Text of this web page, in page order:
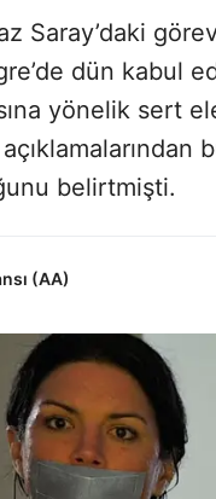
Saray’daki
dün kabul
yönelik sert
belirtmişti.
(AA)